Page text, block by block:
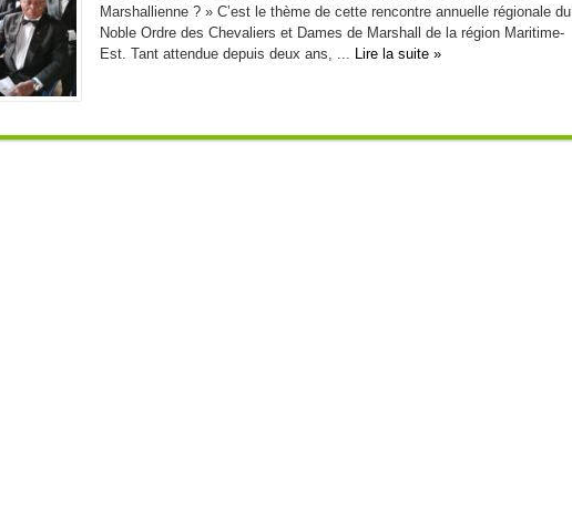
Marshallienne ? » C’est le thème de cette rencontre annuelle régionale du
Noble Ordre des Chevaliers et Dames de Marshall de la région Maritime-
Est. Tant attendue depuis deux ans, ... Lire la suite »